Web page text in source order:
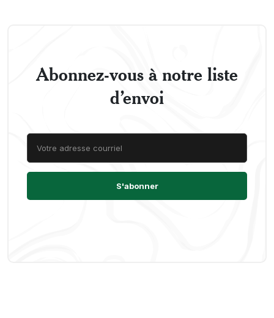
Abonnez-vous à notre liste
d’envoi